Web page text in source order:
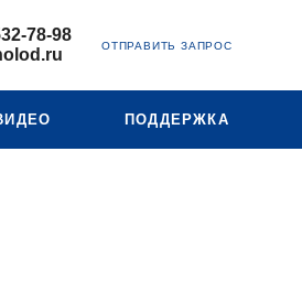
78-98
ОТПРАВИТЬ ЗАПРОС
ПОДДЕРЖКА